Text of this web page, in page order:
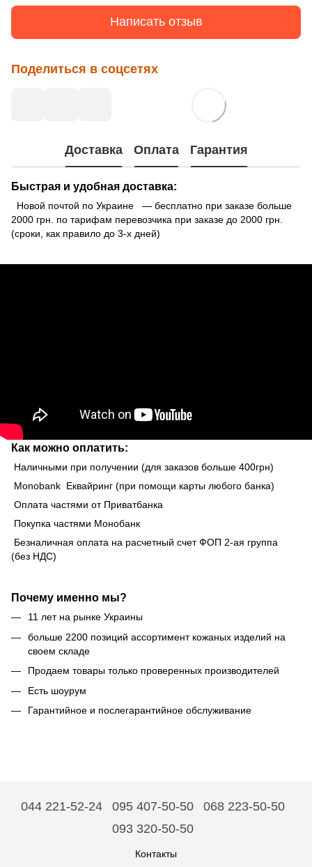
Написать отзыв
Поделиться в соцсетях
Доставка Оплата Гарантия
Быстрая и удобная доставка:
Новой почтой по Украине — бесплатно при заказе больше
2000 грн. по тарифам перевозчика при заказе до 2000 грн.
(сроки, как правило до 3-х дней)
Как можно оплатить:
Наличными при получении (для заказов больше 400грн)
Monobank Еквайринг (при помощи карты любого банка)
Оплата частями от Приватбанка
Покупка частями Монобанк
Безналичная оплата на расчетный счет ФОП 2-ая группа
(без НДС)
Почему именно мы?
11 лет на рынке Украины
больше 2200 позиций ассортимент кожаных изделий на
своем складе
Продаем товары только проверенных производителей
Есть шоурум
Гарантийное и послегарантийное обслуживание
044 221-52-24 095 407-50-50
068 223-50-50
093 320-50-50
Контакты